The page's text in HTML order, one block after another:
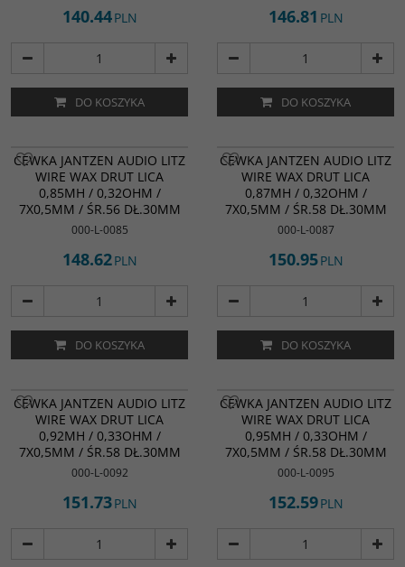
140.44PLN
DO KOSZYKA
146.81 PLN
DO KOSZYKA
CEWKA JANTZEN AUDIO LITZ
WIRE WAX DRUT LICA
0,85MH / 0,32OHM /
7X0,5MM / ŚR.56 DŁ.30MM
000-L-0085
148.62PLN
DO KOSZYKA
CEWKA JANTZEN AUDIO LITZ
WIRE WAX DRUT LICA
0,87MH / 0,32OHM /
7X0,5MM / ŚR.58 DŁ.30MM
000-L-0087
150.95PLN
DO KOSZYKA
CEWKA JANTZEN AUDIO LITZ
WIRE WAX DRUT LICA
0,92MH / 0,33OHM /
7X0,5MM / ŚR.58 DŁ.30MM
000-L-0092
151.73PLN
CEWKA JANTZEN AUDIO LITZ
WIRE WAX DRUT LICA
0,95MH / 0,33OHM /
7X0,5MM / ŚR.58 DŁ.30MM
000-L-0095
152.59PLN